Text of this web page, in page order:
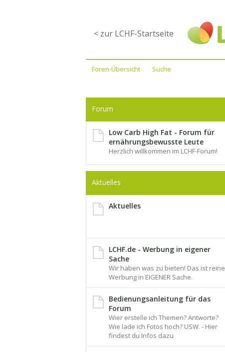
< zur LCHF-Startseite
Foren-Übersicht Suche
Forum
Low Carb High Fat - Forum für
ernährungsbewusste Leute
Herzlich willkommen im LCHF-Forum!
Aktuelles
Aktuelles
LCHF.de - Werbung in eigener
Sache
Wir haben was zu bieten! Das ist reine
Werbung in EIGENER Sache.
Bedienungsanleitung für das
Forum
Wier erstelle ich Themen? Antworte?
Wie lade ich Fotos hoch? USW. - Hier
findest du Infos dazu